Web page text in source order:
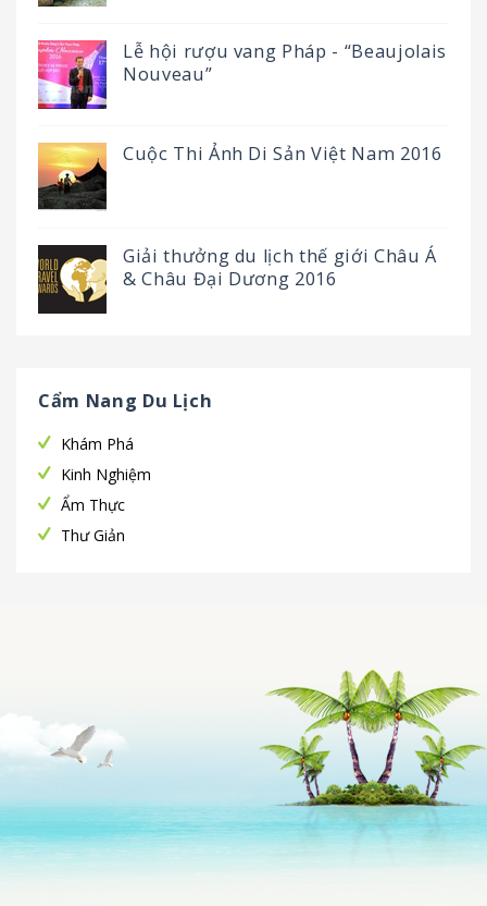
Lễ hội rượu vang Pháp - “Beaujolais
Nouveau”
Cuộc Thi Ảnh Di Sản Việt Nam 2016
Giải thưởng du lịch thế giới Châu Á
& Châu Đại Dương 2016
Cẩm Nang Du Lịch
Khám Phá
Kinh Nghiệm
Ẩm Thực
Thư Giản